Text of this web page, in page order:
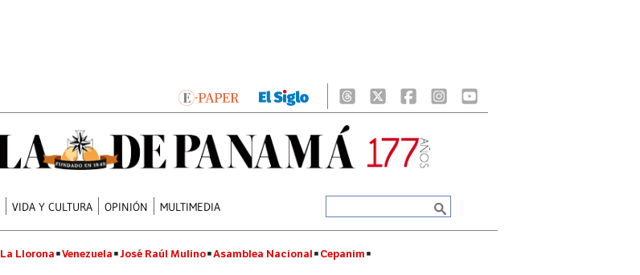
VIDA Y CULTURA OPINIÓN MULTIMEDIA
La Llorona Venezuela José Raúl Mulino Asamblea Nacional Cepanim